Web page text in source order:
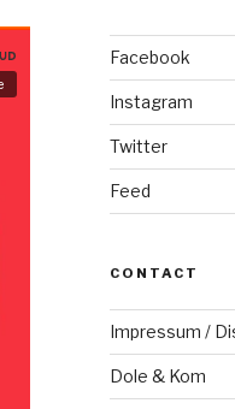
Facebook
Instagram
Twitter
Feed
CONTACT
Impressum /
Dole & Kom